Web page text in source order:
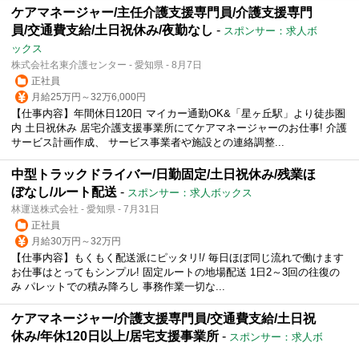
ケアマネージャー/主任介護支援専門員/介護支援専門
員/交通費支給/土日祝休み/夜勤なし - スポンサー：求人ボ
ックス
株式会社名東介護センター - 愛知県 - 8月7日
正社員
月給25万円～32万6,000円
【仕事内容】年間休日120日 マイカー通勤OK&「星ヶ丘駅」より徒歩圏
内 土日祝休み 居宅介護支援事業所にてケアマネージャーのお仕事! 介護
サービス計画作成、 サービス事業者や施設との連絡調整...
中型トラックドライバー/日勤固定/土日祝休み/残業ほ
ぼなし/ルート配送 - スポンサー：求人ボックス
林運送株式会社 - 愛知県 - 7月31日
正社員
月給30万円～32万円
【仕事内容】もくもく配送派にピッタリ!/ 毎日ほぼ同じ流れで働けます
お仕事はとってもシンプル! 固定ルートの地場配送 1日2～3回の往復の
み パレットでの積み降ろし 事務作業一切な...
ケアマネージャー/介護支援専門員/交通費支給/土日祝
休み/年休120日以上/居宅支援事業所 - スポンサー：求人ボ